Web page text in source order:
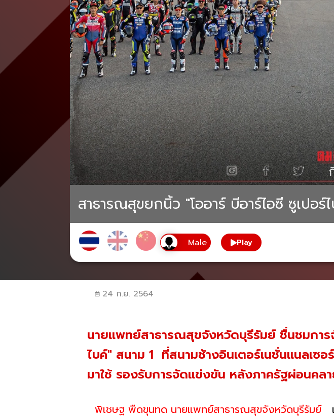
สาธารณสุขยกนิ้ว "โออาร์ บีอาร์ไอซี ซูเปอ
Play
24 ก.ย. 2564
นายแพทย์สาธารณสุขจังหวัดบุรีรัมย์ ชื่นชมการ
ไบค์" สนาม 1 ที่สนามช้างอินเตอร์เนชั่นแนลเซ
มาใช้ รองรับการจัดแข่งขัน หลังภาครัฐผ่อนคล
พิเชษฐ พืดขุนทด นายแพทย์สาธารณสุขจังหวัดบุรีรัมย์เ